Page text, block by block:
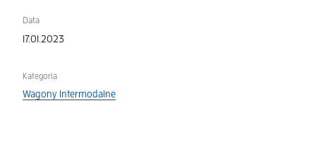
Data
17.01.2023
Kategoria
Wagony Intermodalne